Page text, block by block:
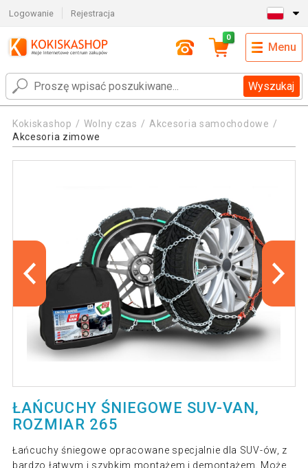
Logowanie Rejestracja
Wyszukaj
0
Menu
Kokiskashop Wolny czas
Akcesoria samochodowe
Akcesoria zimowe
ŁAŃCUCHY ŚNIEGOWE SUV-VAN,
ROZMIAR 265
Łańcuchy śniegowe opracowane specjalnie dla SUV-ów, z
bardzo łatwym i szybkim montażem i demontażem. Może